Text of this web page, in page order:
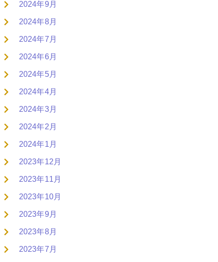
2024年9月
2024年8月
2024年7月
2024年6月
2024年5月
2024年4月
2024年3月
2024年2月
2024年1月
2023年12月
2023年11月
2023年10月
2023年9月
2023年8月
2023年7月